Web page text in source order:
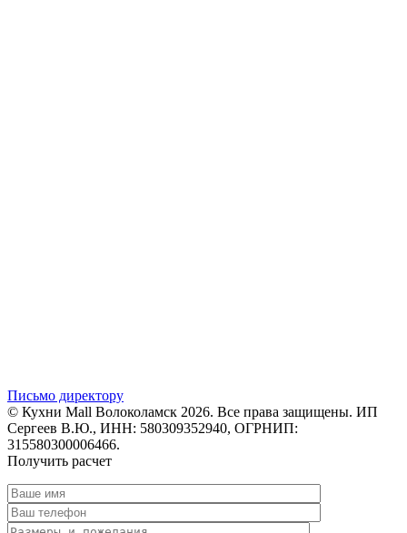
Письмо директору
© Кухни Mall Волоколамск 2026. Все права защищены. ИП
Сергеев В.Ю., ИНН: 580309352940, ОГРНИП:
315580300006466.
Получить расчет